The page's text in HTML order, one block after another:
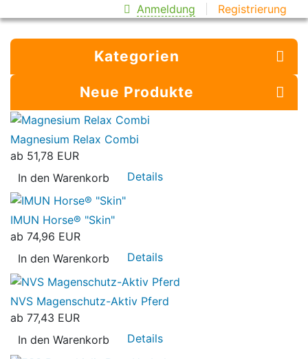
Anmeldung Registrierung
Kategorien
Neue Produkte
Magnesium Relax Combi
ab 51,78 EUR
In den Warenkorb
Details
IMUN Horse® "Skin"
ab 74,96 EUR
In den Warenkorb
Details
NVS Magenschutz-Aktiv Pferd
ab 77,43 EUR
In den Warenkorb
Details